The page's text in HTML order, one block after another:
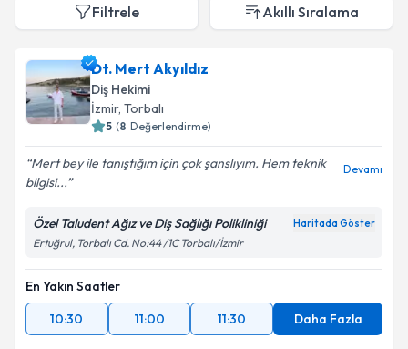
Filtrele Akıllı Sıralama
Dt. Mert Akyıldız
Diş Hekimi
İzmir, Torbalı
5 (8 Değerlendirme)
Mert bey ile tanıştığım için çok şanslıyım. Hem teknik
bilgisi...
Devamı
Özel Taludent Ağız ve Diş Sağlığı Polikliniği Haritada Göster
Ertuğrul, Torbalı Cd. No:44 /1C Torbalı/İzmir
En Yakın Saatler
10:30
11:00 11:30 Daha Fazla